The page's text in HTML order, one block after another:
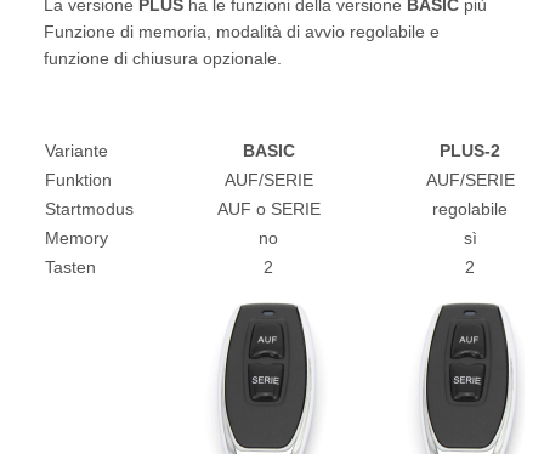
La versione PLUS ha le funzioni della versione BASIC più
Funzione di memoria, modalità di avvio regolabile e
funzione di chiusura opzionale.
Variante BASIC
PLUS-2
Funktion
AUF/SERIE
AUF/SERIE
Startmodus
AUF o SERIE
regolabile
Memory
no
sì
Tasten
2 2